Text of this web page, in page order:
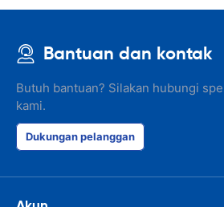
Bantuan dan kontak
Butuh bantuan? Silakan hubungi
kami.
Dukungan pelanggan